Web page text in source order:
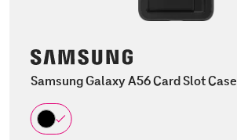
Samsung Galaxy A56 Card Slot Case